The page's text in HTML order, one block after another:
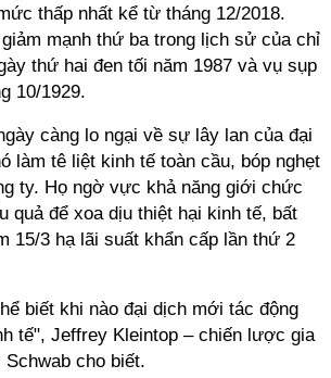
thấp nhất kể từ tháng 12/2018.
mạnh thứ ba trong lịch sử của chỉ
thứ hai đen tối năm 1987 và vụ sụp
10/1929.
càng lo ngại về sự lây lan của đại
làm tê liệt kinh tế toàn cầu, bóp nghẹt
ty. Họ ngờ vực khả năng giới chức
quả để xoa dịu thiệt hại kinh tế, bất
15/3 hạ lãi suất khẩn cấp lần thứ 2
biết khi nào đại dịch mới tác động
tế", Jeffrey Kleintop – chiến lược gia
cho biết.